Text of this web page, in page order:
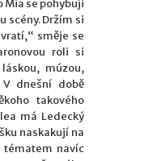
Mia se pohybuji
scény. Držím si
směje se
roli si
múzou,
dnešní době
takového
má Ledecký
naskakují na
tématem navíc